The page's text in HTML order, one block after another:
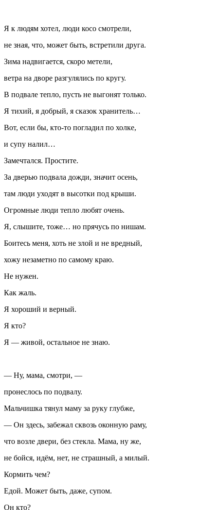
Я к людям хотел, люди косо смотрели,
не зная, что, может быть, встретили друга.
Зима надвигается, скоро метели,
ветра на дворе разгулялись по кругу.
В подвале тепло, пусть не выгонят только.
Я тихий, я добрый, я сказок хранитель…
Вот, если бы, кто-то погладил по холке,
и супу налил…
Замечтался. Простите.
За дверью подвала дожди, значит осень,
там люди уходят в высотки под крыши.
Огромные люди тепло любят очень.
Я, слышите, тоже… но прячусь по нишам.
Боитесь меня, хоть не злой и не вредный,
хожу незаметно по самому краю.
Не нужен.
Как жаль.
Я хороший и верный.
Я кто?
Я — живой, остальное не знаю.
— Ну, мама, смотри, —
пронеслось по подвалу.
Мальчишка тянул маму за руку глубже,
— Он здесь, забежал сквозь оконную раму,
что возле двери, без стекла. Мама, ну же,
не бойся, идём, нет, не страшный, а милый.
Кормить чем?
Едой. Может быть, даже, супом.
Он кто?